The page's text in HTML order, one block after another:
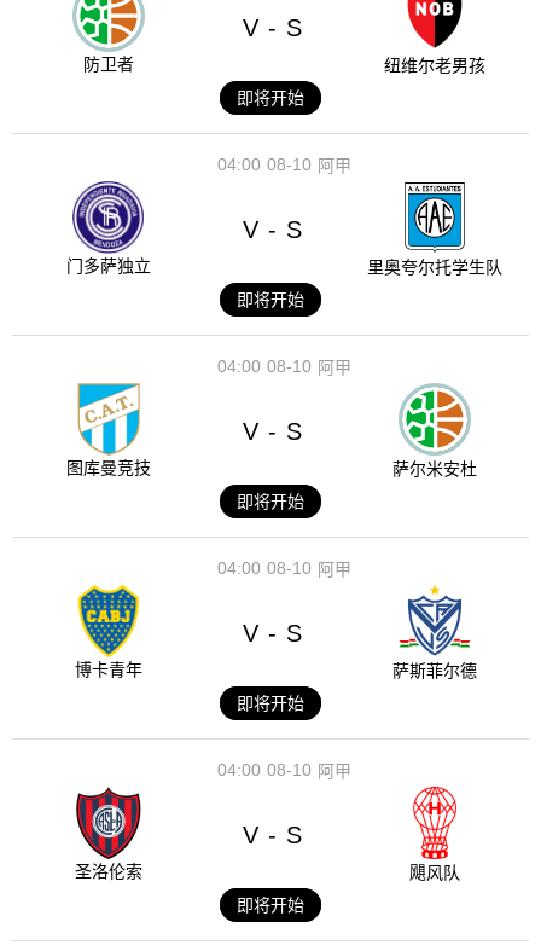
防卫者
V - S
纽维尔老男孩
即将开始
08-10
04:00 阿甲
门多萨独立
V - S
里奥夸尔托学生队
即将开始
08-10
04:00 阿甲
图库曼竞技
V - S
萨尔米安杜
即将开始
08-10
04:00 阿甲
博卡青年
V - S
萨斯菲尔德
即将开始
08-10
04:00 阿甲
圣洛伦索
V - S
飓风队
即将开始